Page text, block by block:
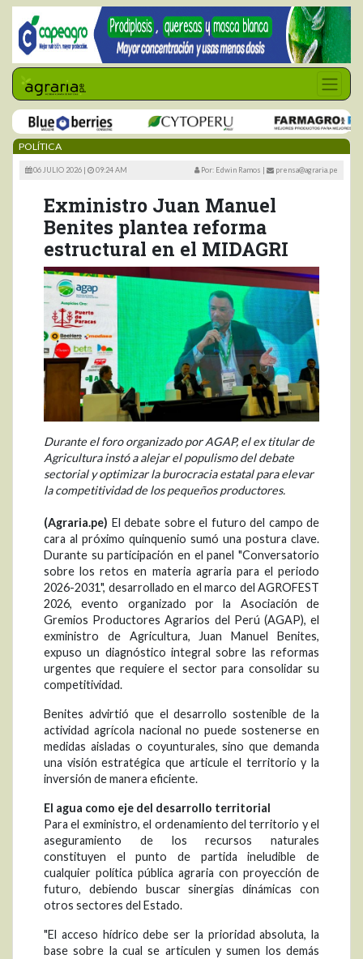
POLÍTICA
06 JULIO 2026 | 09:24 AM Por: Edwin Ramos | prensa@agraria.pe
Exministro Juan Manuel
Benites plantea reforma
estructural en el MIDAGRI
Durante el foro organizado por AGAP, el ex titular de
Agricultura instó a alejar el populismo del debate
sectorial y optimizar la burocracia estatal para elevar
la competitividad de los pequeños productores.
(Agraria.pe) El debate sobre el futuro del campo de
cara al próximo quinquenio sumó una postura clave.
Durante su participación en el panel "Conversatorio
sobre los retos en materia agraria para el periodo
2026-2031", desarrollado en el marco del AGROFEST
2026, evento organizado por la Asociación de
Gremios Productores Agrarios del Perú (AGAP), el
exministro de Agricultura, Juan Manuel Benites,
expuso un diagnóstico integral sobre las reformas
urgentes que requiere el sector para consolidar su
competitividad.
Benites advirtió que el desarrollo sostenible de la
actividad agrícola nacional no puede sostenerse en
medidas aisladas o coyunturales, sino que demanda
una visión estratégica que articule el territorio y la
inversión de manera eficiente.
El agua como eje del desarrollo territorial
Para el exministro, el ordenamiento del territorio y el
aseguramiento de los recursos naturales
constituyen el punto de partida ineludible de
cualquier política pública agraria con proyección de
futuro, debiendo buscar sinergias dinámicas con
otros sectores del Estado.
"El acceso hídrico debe ser la prioridad absoluta, la
base sobre la cual se articulen y sumen los demás